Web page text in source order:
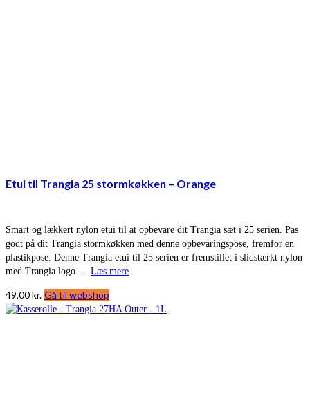
Etui til Trangia 25 stormkøkken – Orange
Smart og lækkert nylon etui til at opbevare dit Trangia sæt i 25 serien. Pas
godt på dit Trangia stormkøkken med denne opbevaringspose, fremfor en
plastikpose. Denne Trangia etui til 25 serien er fremstillet i slidstærkt nylon
med Trangia logo … Læs mere
49,00kr. Gå til webshop